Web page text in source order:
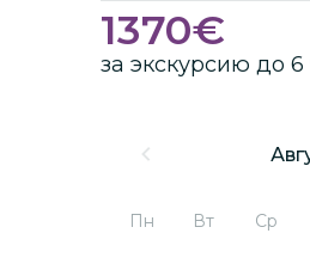
1370€
за экскурсию до
Пн Вт Ср